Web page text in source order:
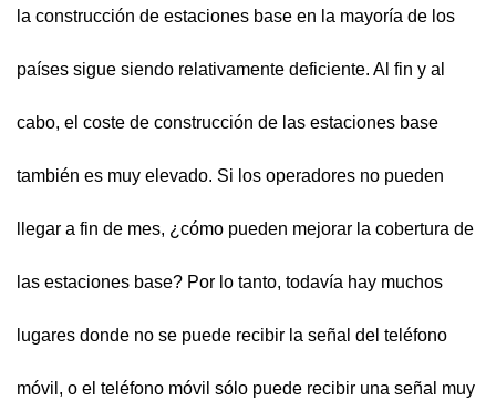
la construcción de estaciones base en la mayoría de los
países sigue siendo relativamente deficiente. Al fin y al
cabo, el coste de construcción de las estaciones base
también es muy elevado. Si los operadores no pueden
llegar a fin de mes, ¿cómo pueden mejorar la cobertura de
las estaciones base? Por lo tanto, todavía hay muchos
lugares donde no se puede recibir la señal del teléfono
móvil, o el teléfono móvil sólo puede recibir una señal muy